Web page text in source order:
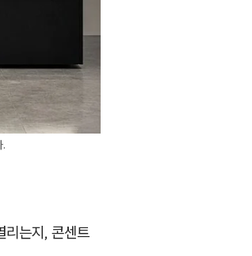
.
리는지, 콘센트